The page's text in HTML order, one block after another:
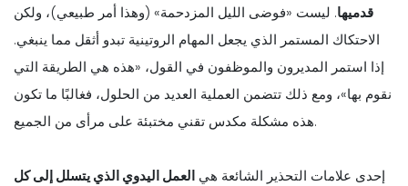
قدميها. ليست «فوضى الليل المزدحمة» (وهذا أمر طبيعي)، ولكن
الاحتكاك المستمر الذي يجعل المهام الروتينية تبدو أثقل مما ينبغي.
إذا استمر المديرون والموظفون في القول، «هذه هي الطريقة التي
نقوم بها»، ومع ذلك تتضمن العملية العديد من الحلول، فغالبًا ما تكون
هذه مشكلة مكدس تقني مختبئة على مرأى من الجميع.
إحدى علامات التحذير الشائعة هي العمل اليدوي الذي يتسلل إلى كل